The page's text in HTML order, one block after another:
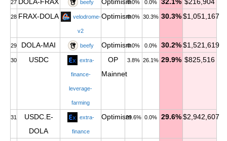
27 beefy 0.0% 0.0%
28 FRAX-DOLA velodrome-
v2
Optimism0.0% 30.3% 30.3% $1,051,167
29 DOLA-MAI beefy Optimism0.0% 0.0% 30.2% $1,521,619
30 USDC extra-
finance-
leverage-
farming
OP
Mainnet
3.8% 26.1% 29.9% $825,516
31
USDC.E-
DOLA
extra-
finance
Optimism29.6% 0.0% 29.6% $2,942,607